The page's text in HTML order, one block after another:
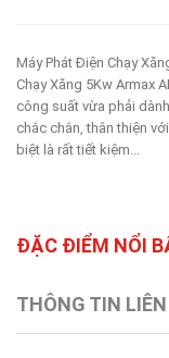
Máy Phát Điện Chạy
Chạy Xăng 5Kw Armax
công suất vừa phải
chắc chắn, thân thiện
biệt là rất tiết kiệm...
ĐẶC ĐIỂM NỔI
THÔNG TIN